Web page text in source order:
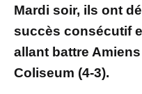
Mardi soir, ils ont
succès consécutif
allant battre
Coliseum (4-3).